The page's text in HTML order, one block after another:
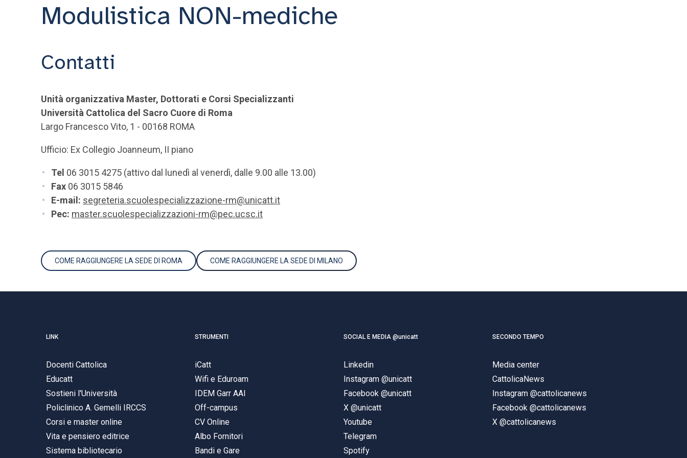
Modulistica NON-mediche
Contatti
Unità organizzativa Master, Dottorati e Corsi Specializzanti
Università Cattolica del Sacro Cuore di Roma
Largo Francesco Vito, 1 - 00168 ROMA
Ufficio: Ex Collegio Joanneum, II piano
Tel 06 3015 4275 (attivo dal lunedì al venerdì, dalle 9.00 alle 13.00)
Fax 06 3015 5846
E-mail: segreteria.scuolespecializzazione-rm@unicatt.it
Pec: master.scuolespecializzazioni-rm@pec.ucsc.it
COME RAGGIUNGERE LA SEDE DI ROMA COME RAGGIUNGERE LA SEDE DI MILANO
LINK
Docenti Cattolica
Educatt
Sostieni l'Università
Policlinico A. Gemelli IRCCS
Corsi e master online
Vita e pensiero editrice
Sistema bibliotecario
STRUMENTI
iCatt
Wifi e Eduroam
IDEM Garr AAI
Off-campus
CV Online
Albo Fornitori
Bandi e Gare
SOCIAL E MEDIA @unicatt
Linkedin
Instagram @unicatt
Facebook @unicatt
X @unicatt
Youtube
Telegram
Spotify
SECONDO TEMPO
Media center
CattolicaNews
Instagram @cattolicanews
Facebook @cattolicanews
X @cattolicanews